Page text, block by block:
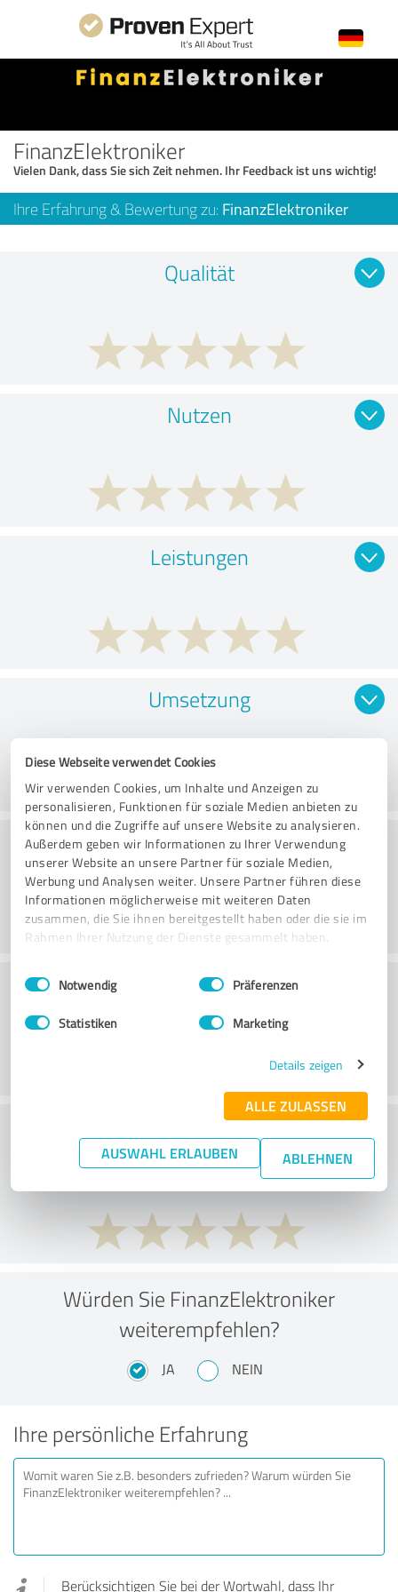
Diese Webseite verwendet Cookies
Wir verwenden Cookies, um Inhalte und Anzeigen zu
personalisieren, Funktionen für soziale Medien anbieten zu
können und die Zugriffe auf unsere Website zu analysieren.
Außerdem geben wir Informationen zu Ihrer Verwendung
unserer Website an unsere Partner für soziale Medien,
Werbung und Analysen weiter. Unsere Partner führen diese
Informationen möglicherweise mit weiteren Daten
zusammen, die Sie ihnen bereitgestellt haben oder die sie im
Rahmen Ihrer Nutzung der Dienste gesammelt haben.
Impressum Datenschutzbestimmungen
Einwilligungsauswahl
Notwendig Präferenzen
Statistiken Marketing
Details zeigen
ALLE ZULASSEN
AUSWAHL ERLAUBEN ABLEHNEN
FinanzElektroniker
Vielen Dank, dass Sie sich Zeit nehmen. Ihr Feedback ist uns wichtig!
Ihre Erfahrung & Bewertung zu: FinanzElektroniker
Qualität
Nutzen
Leistungen
Umsetzung
Beratung
Kundenservice
Wie beurteilen Sie das
Preis-/Leistungsverhältnis?
Würden Sie FinanzElektroniker
weiterempfehlen?
JA NEIN
Ihre persönliche Erfahrung
Berücksichtigen Sie bei der Wortwahl, dass Ihr